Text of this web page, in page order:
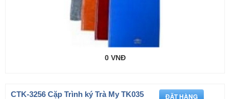
0 VNĐ
CTK-3256 Cặp Trình ký Trà My TK035